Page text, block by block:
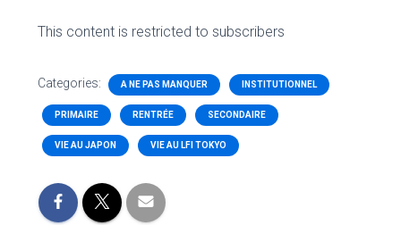
This content is restricted to subscribers
Categories: A NE PAS MANQUER INSTITUTIONNEL
PRIMAIRE RENTRÉE SECONDAIRE
VIE AU JAPON VIE AU LFI TOKYO